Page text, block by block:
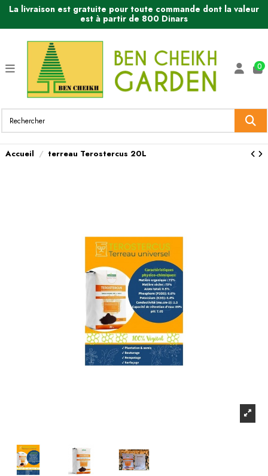
La livraison est gratuite pour toute commande dont la valeur
est à partir de 800 Dinars
0
Accueil terreau Terostercus 20L